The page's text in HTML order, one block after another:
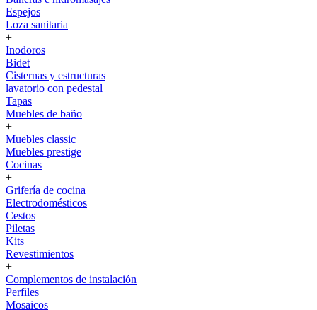
Espejos
Loza sanitaria
+
Inodoros
Bidet
Cisternas y estructuras
lavatorio con pedestal
Tapas
Muebles de baño
+
Muebles classic
Muebles prestige
Cocinas
+
Grifería de cocina
Electrodomésticos
Cestos
Piletas
Kits
Revestimientos
+
Complementos de instalación
Perfiles
Mosaicos